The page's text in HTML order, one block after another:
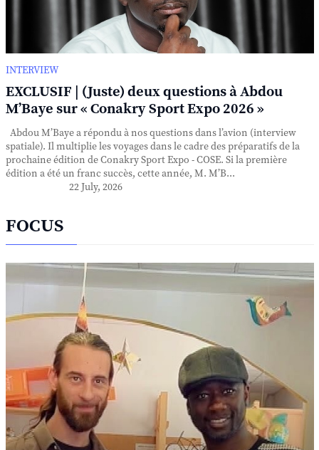
INTERVIEW
EXCLUSIF | (Juste) deux questions à Abdou
M’Baye sur « Conakry Sport Expo 2026 »
Abdou M’Baye a répondu à nos questions dans l’avion (interview
spatiale). Il multiplie les voyages dans le cadre des préparatifs de la
prochaine édition de Conakry Sport Expo - COSE. Si la première
édition a été un franc succès, cette année, M. M’B...
22 July, 2026
FOCUS